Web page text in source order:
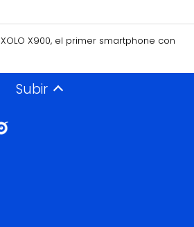
XOLO X900, el primer smartphone con
Subir